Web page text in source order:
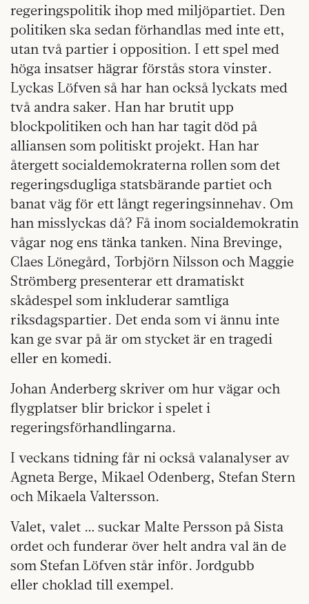
regeringspolitik ihop med miljöpartiet. Den
politiken ska sedan förhandlas med inte ett,
utan två partier i opposition. I ett spel med
höga insatser hägrar förstås stora vinster.
Lyckas Löfven så har han också lyckats med
två andra saker. Han har brutit upp
blockpolitiken och han har tagit död på
alliansen som politiskt projekt. Han har
återgett socialdemokraterna rollen som det
regeringsdugliga statsbärande partiet och
banat väg för ett långt regeringsinnehav. Om
han misslyckas då? Få inom socialdemokratin
vågar nog ens tänka tanken. Nina Brevinge,
Claes Lönegård, Torbjörn Nilsson och Maggie
Strömberg presenterar ett dramatiskt
skådespel som inkluderar samtliga
riksdagspartier. Det enda som vi ännu inte
kan ge svar på är om stycket är en tragedi
eller en komedi.
Johan Anderberg skriver om hur vägar och
flygplatser blir brickor i spelet i
regeringsförhandlingarna.
I veckans tidning får ni också valanalyser av
Agneta Berge, Mikael Odenberg, Stefan Stern
och Mikaela Valtersson.
Valet, valet … suckar Malte Persson på Sista
ordet och funderar över helt andra val än de
som Stefan Löfven står inför. Jordgubb
eller choklad till exempel.